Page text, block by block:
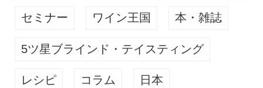
セミナー ワイン王国 本・雑誌
5ツ星ブラインド・テイスティング
レシピ コラム 日本